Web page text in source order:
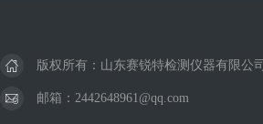
版权所有：山东赛锐特检测仪器有限公司
邮箱：2442648961@qq.com